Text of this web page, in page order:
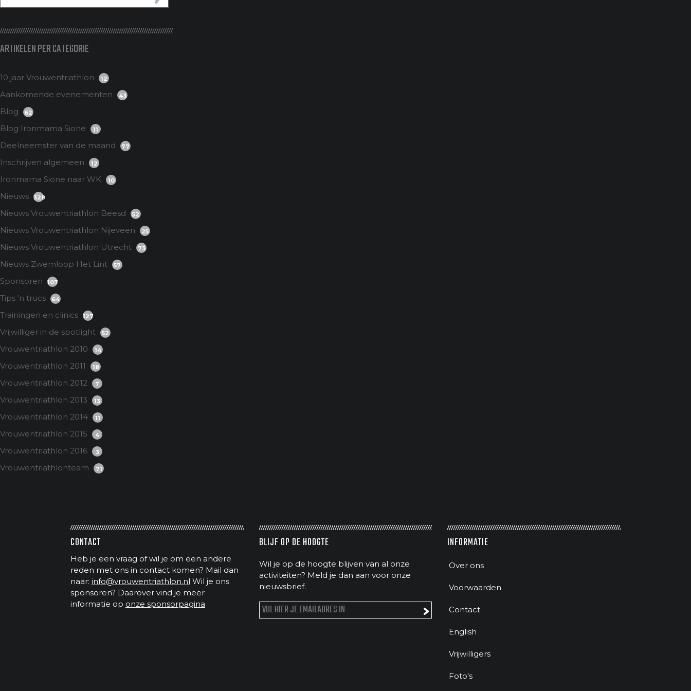
ARTIKELEN PER CATEGORIE
10 jaar Vrouwentriathlon 12
Aankomende evenementen 43
Blog 62
Blog Ironmama Sione 11
Deelneemster van de maand 77
Inschrijven algemeen 12
Ironmama Sione naar WK 10
Nieuws 328
Nieuws Vrouwentriathlon Beesd 52
Nieuws Vrouwentriathlon Nijeveen 25
Nieuws Vrouwentriathlon Utrecht 73
Nieuws Zwemloop Het Lint 57
Sponsoren 107
Tips 'n trucs 64
Trainingen en clinics 127
Vrijwilliger in de spotlight 52
Vrouwentriathlon 2010 14
Vrouwentriathlon 2011 18
Vrouwentriathlon 2012 7
Vrouwentriathlon 2013 13
Vrouwentriathlon 2014 11
Vrouwentriathlon 2015 4
Vrouwentriathlon 2016 3
Vrouwentriathlonteam 71
CONTACT
Heb je een vraag of wil je om een andere
reden met ons in contact komen? Mail dan
naar: info@vrouwentriathlon.nl Wil je ons
sponsoren? Daarover vind je meer
informatie op onze sponsorpagina
BLIJF OP DE HOOGTE
Wil je op de hoogte blijven van al onze
activiteiten? Meld je dan aan voor onze
nieuwsbrief.
INFORMATIE
Over ons
Voorwaarden
Contact
English
Vrijwilligers
Foto's